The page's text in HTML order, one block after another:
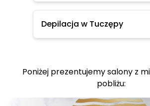
Depilacja w Tuczępy
Poniżej prezentujemy salony z
pobliżu: